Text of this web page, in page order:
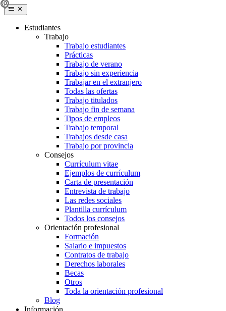
Estudiantes
Trabajo
Trabajo estudiantes
Prácticas
Trabajo de verano
Trabajo sin experiencia
Trabajar en el extranjero
Todas las ofertas
Trabajo titulados
Trabajo fin de semana
Tipos de empleos
Trabajo temporal
Trabajos desde casa
Trabajo por provincia
Consejos
Currículum vitae
Ejemplos de currículum
Carta de presentación
Entrevista de trabajo
Las redes sociales
Plantilla currículum
Todos los consejos
Orientación profesional
Formación
Salario e impuestos
Contratos de trabajo
Derechos laborales
Becas
Otros
Toda la orientación profesional
Blog
Información